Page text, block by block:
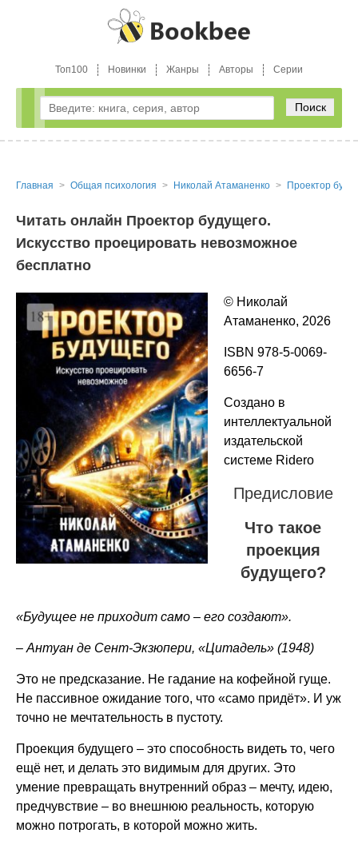
Топ100 Новинки Жанры Авторы Серии
Поиск
Главная Общая психология Николай Атаманенко Проектор
Читать онлайн Проектор будущего.
Искусство проецировать невозможное
бесплатно
© Николай
Атаманенко, 2026
ISBN 978-5-0069-
6656-7
Создано в
интеллектуальной
издательской
системе Ridero
Предисловие
Что такое
проекция
будущего?
«Будущее не приходит само – его создают».
– Антуан де Сент-Экзюпери, «Цитадель» (1948)
Это не предсказание. Не гадание на кофейной гуще.
Не пассивное ожидание того, что «само придёт». И уж
точно не мечтательность в пустоту.
Проекция будущего – это способность видеть то, чего
ещё нет, и делать это видимым для других. Это
умение превращать внутренний образ – мечту, идею,
предчувствие – во внешнюю реальность, которую
можно потрогать, в которой можно жить.